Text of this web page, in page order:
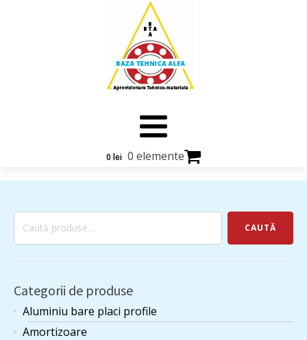
0 lei 0 elemente
Caută
CAUTĂ
Categorii de produse
Aluminiu bare placi profile
Amortizoare